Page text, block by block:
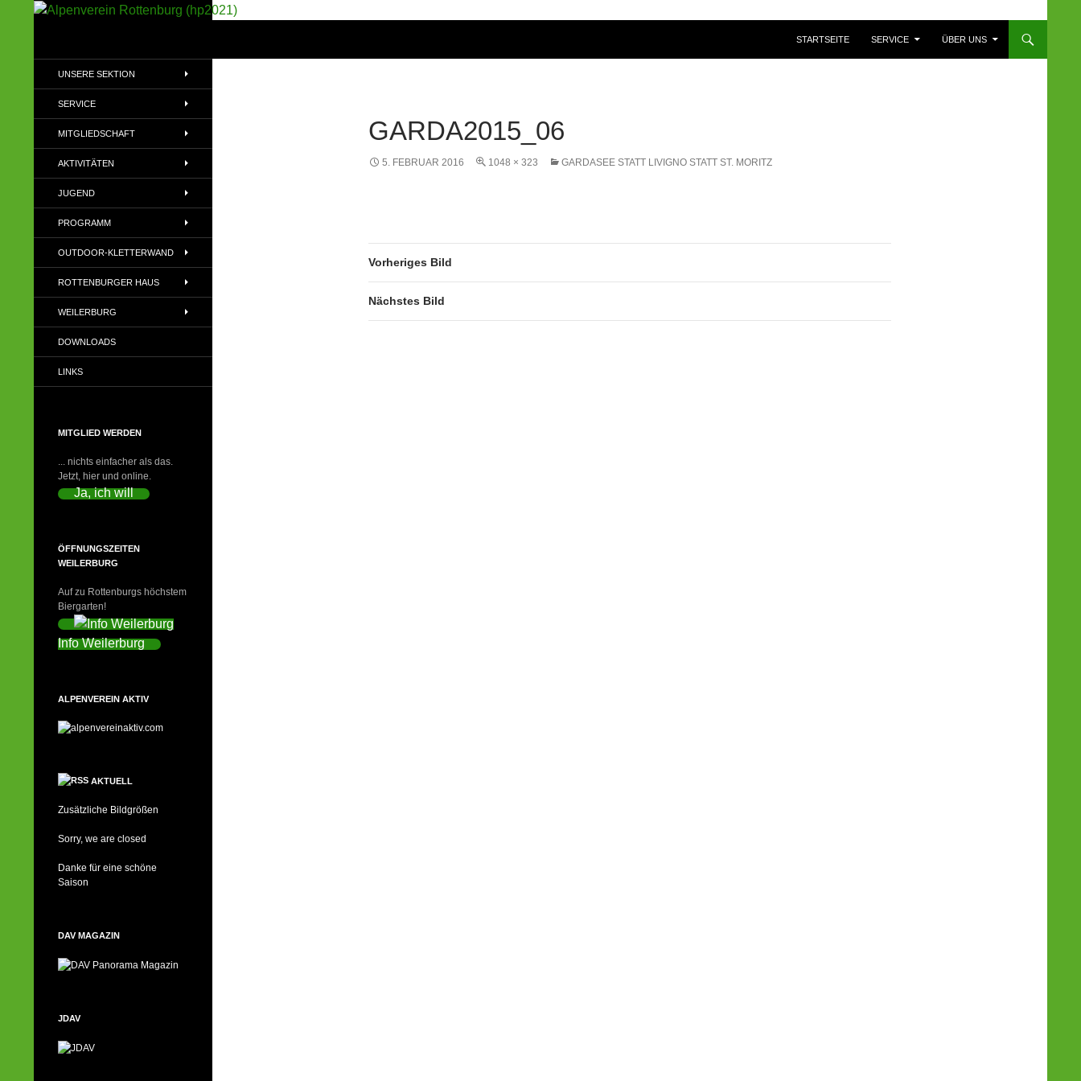
STARTSEITE
SERVICE ÜBER UNS
GARDA2015_06
5. FEBRUAR 2016 1048 × 323 GARDASEE STATT LIVIGNO STATT ST. MORITZ
Vorheriges Bild
Nächstes Bild
(DAV)
UNSERE SEKTION
SERVICE
MITGLIEDSCHAFT
AKTIVITÄTEN
JUGEND
PROGRAMM
OUTDOOR-KLETTERWAND
ROTTENBURGER HAUS
WEILERBURG
DOWNLOADS
LINKS
MITGLIED WERDEN
... nichts einfacher als das.
Jetzt, hier und online.
Ja, ich will
ÖFFNUNGSZEITEN
WEILERBURG
Auf zu Rottenburgs höchstem
Biergarten!
Info Weilerburg
ALPENVEREIN AKTIV
AKTUELL
Zusätzliche Bildgrößen
Sorry, we are closed
Danke für eine schöne
Saison
DAV MAGAZIN
JDAV